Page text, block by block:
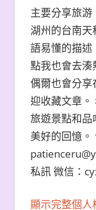
主要分享旅
湖州的台南天
語易懂的描述
點我也會去湊
偶爾也會分享
迎收藏文章。
旅遊景點和品
美好的回憶。
私訊 微信：
顯示完整個